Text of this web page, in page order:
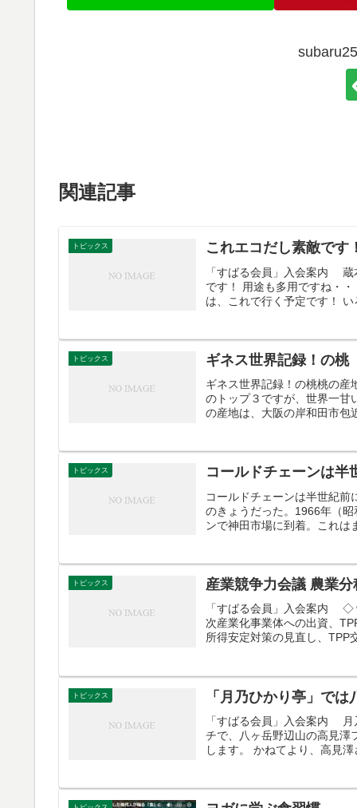
関連記事
トピックス これエコだし素敵です
「すばる会員」入会案内 蔵
です！ 用途も多用ですね・
は、これで行く予定です！
トピックス ギネス世界記録！の桃
ギネス世界記録！の桃桃の産
のトップ３ですが、世界一甘
の産地は、大阪の岸和田市包
トピックス コールドチェーンは半
コールドチェーンは半世紀
のきょうだった。1966年（
ンで神田市場に到着。これ
トピックス 産業競争力会議 農業
「すばる会員」入会案内 ◇
次産業化事業体への出資、
所得安定対策の見直し、TPP
トピックス 「月乃ひかり亭」で
「すばる会員」入会案内 月
チで、八ヶ岳野辺山の高見澤
します。 かねてより、高見